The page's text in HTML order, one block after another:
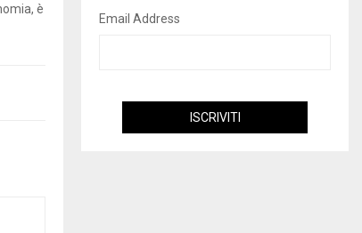
è
Email Address